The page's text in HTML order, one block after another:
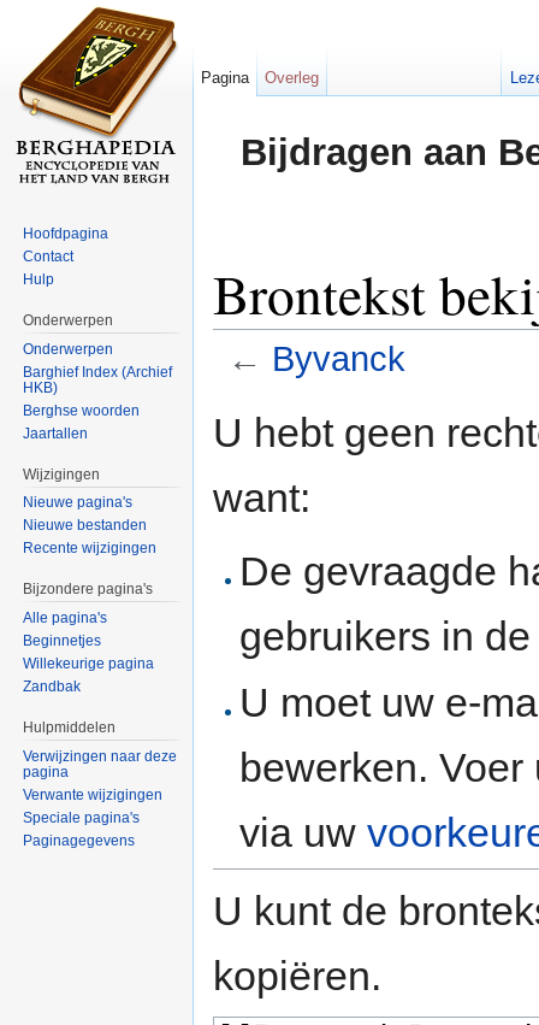
Bijdragen aan
Brontekst
← Byvanck
U hebt geen
want:
De gevraagde
gebruikers in
U moet uw e-
bewerken.
via uw
U kunt de
kopiëren.
Pagina Overleg
Hoofdpagina
Contact
Hulp
Onderwerpen
Onderwerpen
Barghief Index (Archief
HKB)
Berghse woorden
Jaartallen
Wijzigingen
Nieuwe pagina's
Nieuwe bestanden
Recente wijzigingen
Bijzondere pagina's
Alle pagina's
Beginnetjes
Willekeurige pagina
Zandbak
Hulpmiddelen
Verwijzingen naar deze
pagina
Verwante wijzigingen
Speciale pagina's
Paginagegevens